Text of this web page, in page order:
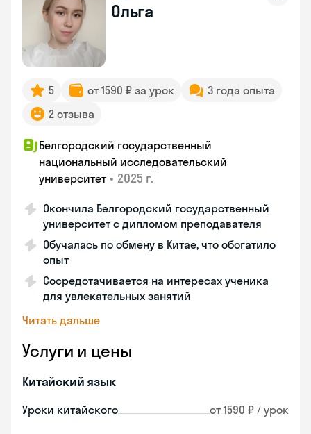
Ольга
5 от 1590 ₽ за урок
3 года опыта
2 отзыва
Белгородский государственный
национальный исследовательский
университет • 2025 г.
Окончила Белгородский государственный
университет с дипломом преподавателя
Обучалась по обмену в Китае, что обогатило
опыт
Сосредотачивается на интересах ученика
для увлекательных занятий
Читать дальше
Услуги и цены
Китайский язык
Уроки китайского от 1590 ₽ / урок